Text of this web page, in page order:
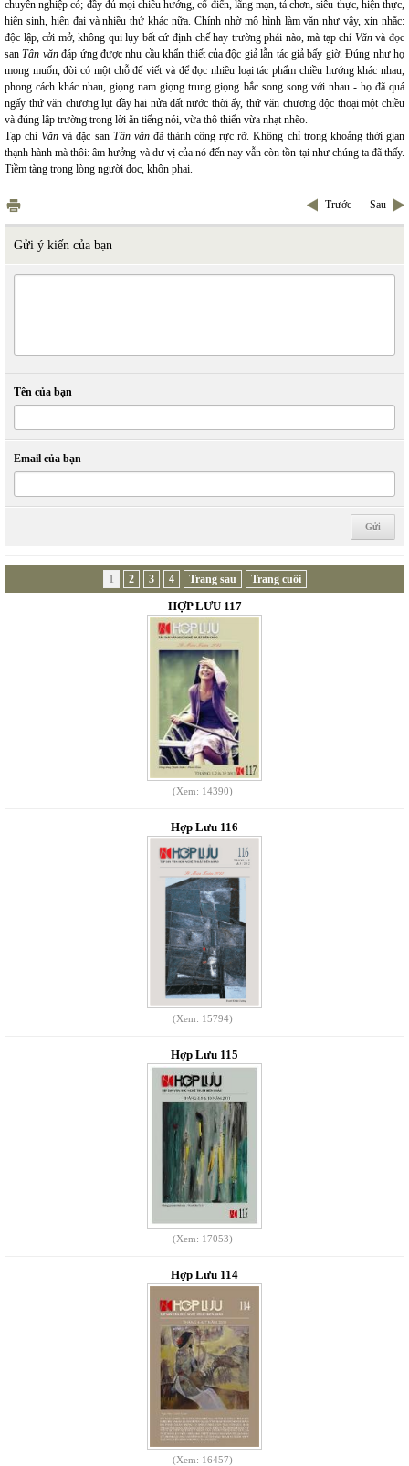
chuyên nghiệp có; đầy đủ mọi chiều hướng, cổ điển, lãng mạn, tả chơn, siêu thực, hiện thực,
hiện sinh, hiện đại và nhiều thứ khác nữa. Chính nhờ mô hình làm văn như vậy, xin nhắc:
độc lập, cởi mở, không qui lụy bất cứ định chế hay trường phái nào, mà tạp chí Vănvà đọc
sanTân vănđáp ứng được nhu cầu khẩn thiết của độc giả lẫn tác giả bấy giờ. Đúng như họ
mong muốn, đòi có một chỗ để viết và để đọc nhiều loại tác phẩm chiều hướng khác nhau,
phong cách khác nhau, giọng nam giọng trung giọng bắc song song với nhau - họ đã quá
ngấy thứ văn chương lụt đầy hai nửa đất nước thời ấy, thứ văn chương độc thoại một chiều
và đúng lập trường trong lời ăn tiếng nói, vừa thô thiển vừa nhạt nhẽo.
Tạp chíVăn và đặc san Tân vănđã thành công rực rỡ. Không chỉ trong khoảng thời gian
thạnh hành mà thôi: âm hưởng và dư vị của nó đến nay vẫn còn tồn tại như chúng ta đã thấy.
Tiềm tàng trong lòng người đọc, khôn phai.
Trước Sau
Gửi ý kiến của bạn
Tên của bạn
Email của bạn
1 2 3 4 Trang sau Trang cuối
HỢP LƯU 117
(Xem: 14390)
Hợp Lưu 116
(Xem: 15794)
Hợp Lưu 115
(Xem: 17053)
Hợp Lưu 114
(Xem: 16457)